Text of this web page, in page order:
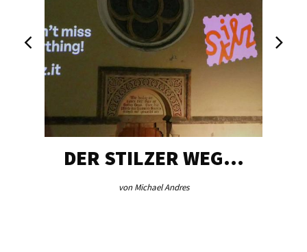
DER STILZER WEG…
von Michael Andres